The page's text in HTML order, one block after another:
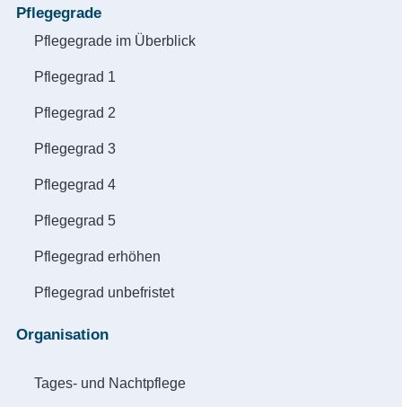
Pflegegrade
Pflegegrade im Überblick
Pflegegrad 1
Pflegegrad 2
Pflegegrad 3
Pflegegrad 4
Pflegegrad 5
Pflegegrad erhöhen
Pflegegrad unbefristet
Organisation
Tages- und Nachtpflege